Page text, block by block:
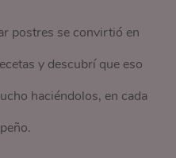
postres se convirtió en
y descubrí que eso
haciéndolos, en cada